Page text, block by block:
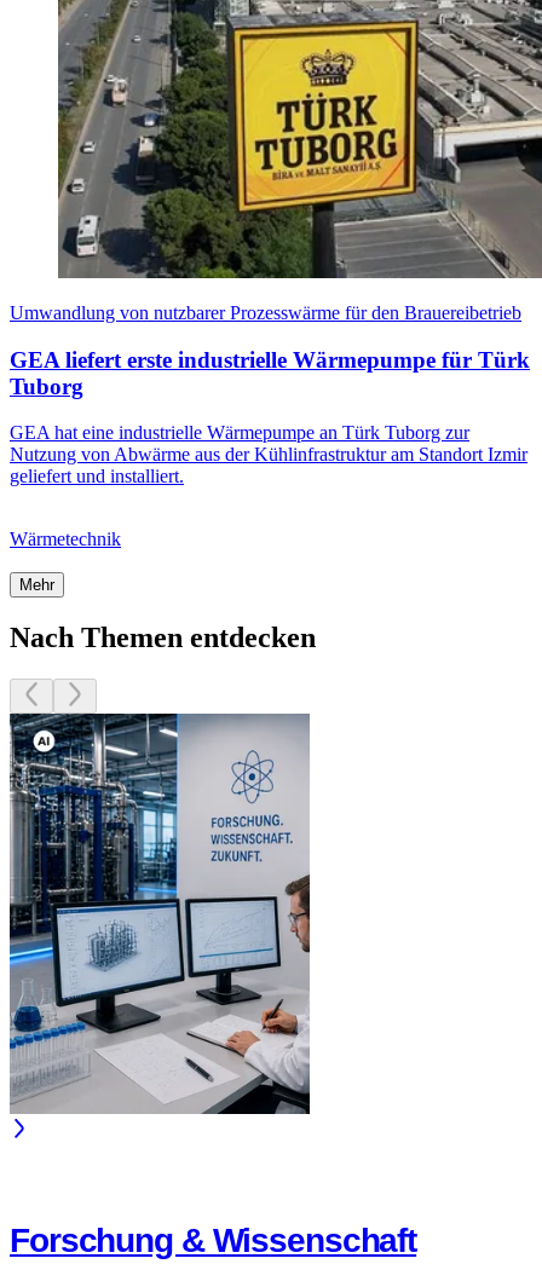
Umwandlung von nutzbarer Prozesswärme für den Brauereibetrieb
GEA liefert erste industrielle Wärmepumpe für Türk
Tuborg
GEA hat eine industrielle Wärmepumpe an Türk Tuborg zur
Nutzung von Abwärme aus der Kühlinfrastruktur am Standort Izmir
geliefert und installiert.
Wärmetechnik
Mehr
Nach Themen entdecken
Forschung & Wissenschaft